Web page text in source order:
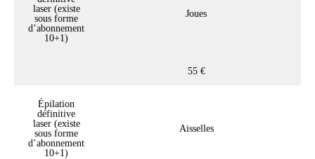
laser (existe
sous forme
d’abonnement
10+1)
Joues
55 €
Épilation
définitive
laser (existe
sous forme
d’abonnement
10+1)
Aisselles